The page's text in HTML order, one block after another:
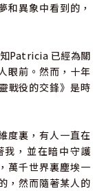
和異象中看到的，
Patricia 已經為關
眼前。然而，十年
戰役的交鋒》是時
度裏，有人一直在
我，並在暗中守護
萬千世界裏塵埃一
，然而隨著某人的